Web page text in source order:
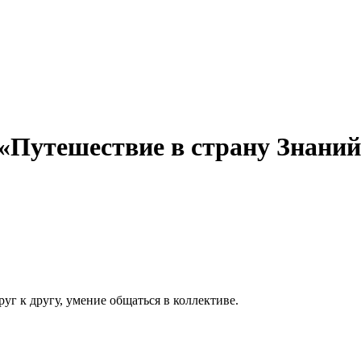
в страну
к другу, умение общаться в коллективе.